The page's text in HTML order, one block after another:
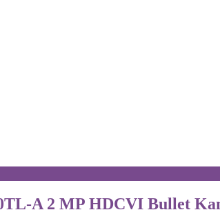
A 2 MP HDCVI Bullet